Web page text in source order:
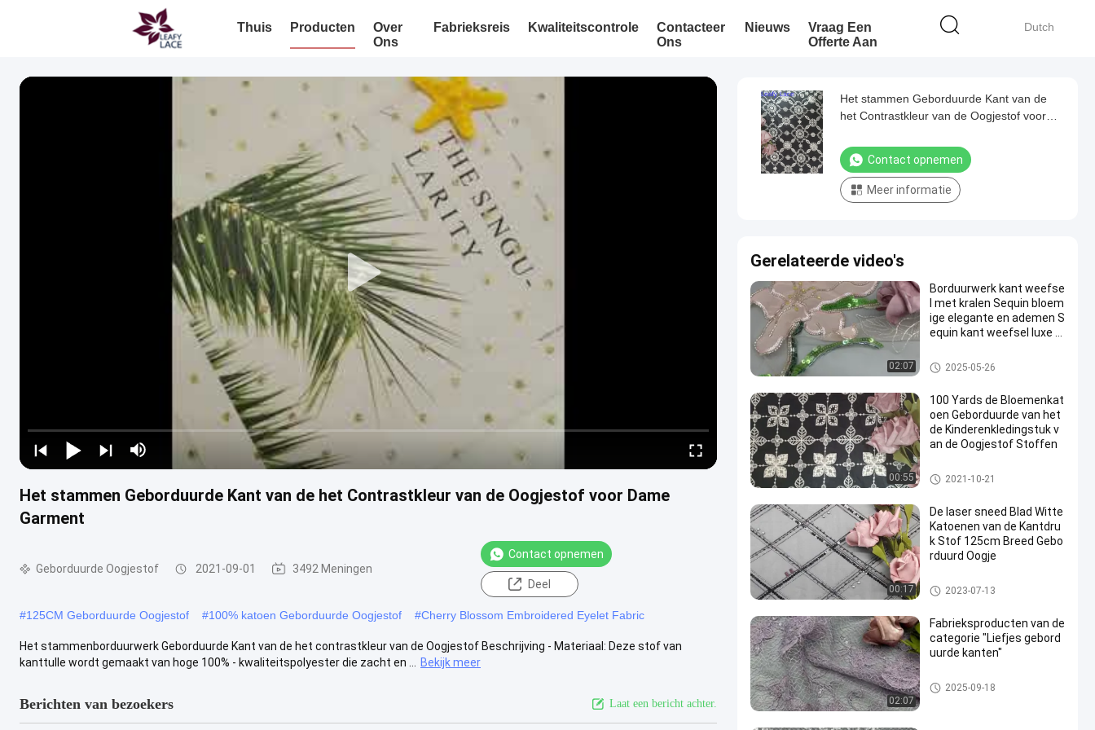
Dutch
Thuis Producten
Over
Ons
Fabrieksreis Kwaliteitscontrole
Contacteer
Ons
Nieuws
Vraag Een
Offerte Aan
Het stammen Geborduurde Kant van de het Contrastkleur van de Oogjestof voor Dame
Garment
Geborduurde Oogjestof 2021-09-01 3492 Meningen
Contact opnemen
Deel
#125CM Geborduurde Oogjestof #100% katoen Geborduurde Oogjestof #Cherry Blossom Embroidered Eyelet Fabric
Het stammenborduurwerk Geborduurde Kant van de het contrastkleur van de Oogjestof Beschrijving - Materiaal: Deze stof van
kanttulle wordt gemaakt van hoge 100% - kwaliteitspolyester die zacht en ...
Bekijk meer
Berichten van bezoekers Laat een bericht achter.
Het stammen Geborduurde Kant van de
het Contrastkleur van de Oogjestof voor
Contact opnemen
Meer informatie
Gerelateerde video's
02:07
Borduurwerk kant weefse
l met kralen Sequin bloem
ige elegante en ademen S
equin kant weefsel luxe g
Geparelde Borduurwerkstof
2025-05-26
00:55
100 Yards de Bloemenkat
oen Geborduurde van het
de Kinderenkledingstuk v
an de Oogjestof Stoffen
Geborduurde Oogjestof
2021-10-21
00:17
De laser sneed Blad Witte
Katoenen van de Kantdru
k Stof 125cm Breed Gebo
rduurd Oogje
Geborduurde Oogjestof
2023-07-13
02:07
Fabrieksproducten van de
categorie "Liefjes gebord
uurde kanten"
Geborduurde Kantstof
2025-09-18